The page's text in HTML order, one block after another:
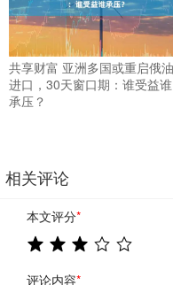
共享财富 亚洲多国或重启俄油
进口，30天窗口期：谁受益谁
承压？
相关评论
本文评分*
评论内容*